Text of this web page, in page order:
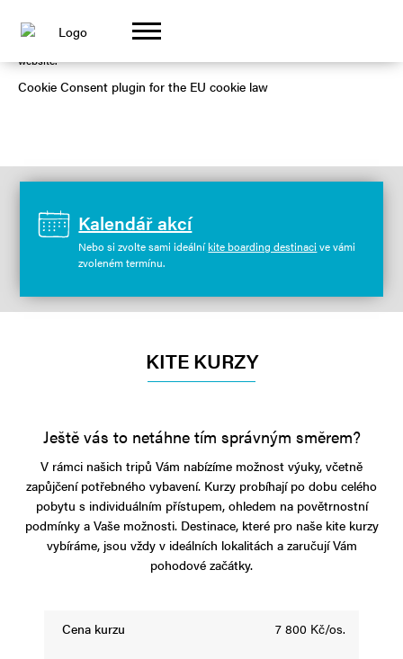
This website uses cookies to ensure you get the best experience on our
website.
Cookie Consent plugin for the EU cookie law
Kalendář akcí
Nebo si zvolte sami ideálníkite boarding destinaci ve vámi
zvoleném termínu.
KITE KURZY
Ještě vás to netáhne tím správným směrem?
V rámci našich tripů Vám nabízíme možnost výuky, včetně
zapůjčení potřebného vybavení. Kurzy probíhají po dobu celého
pobytu s individuálním přístupem, ohledem na povětrnostní
podmínky a Vaše možnosti. Destinace, které pro naše kite kurzy
vybíráme, jsou vždy v ideálních lokalitách a zaručují Vám
pohodové začátky.
Cena kurzu 7 800 Kč/os.